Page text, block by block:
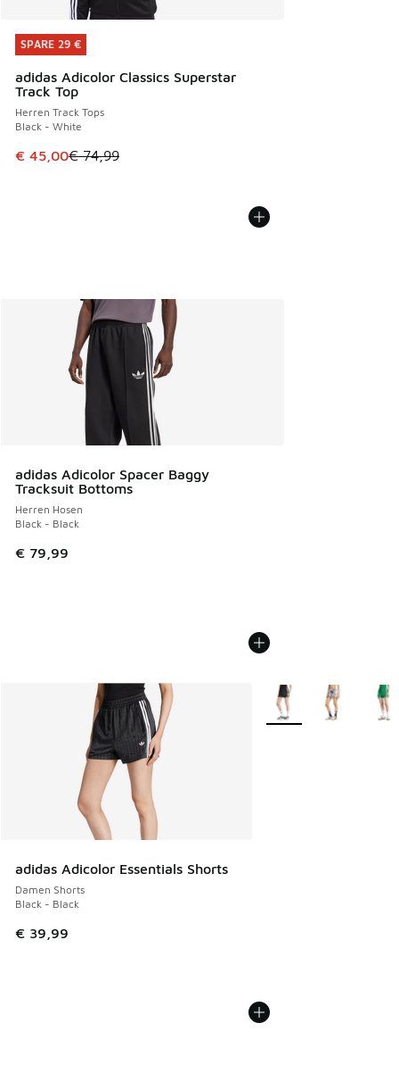
SPARE 29 €
adidas Adicolor Classics Superstar
Track Top
Herren Track Tops
Black - White
Dieser Artikel ist im Sale. Der Preis ist von € 74,99 auf €
€ 45,00€ 74,99
SPARE 29 €
adidas Adicolor Spacer Baggy
Tracksuit Bottoms
Herren Hosen
Black - Black
€ 79,99
adidas Adicolor Essentials Shorts
Damen Shorts
Black - Black
€ 39,99
Weitere Farben